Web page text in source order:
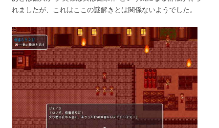
れましたが、これはここの謎解きとは関係ないようでした。